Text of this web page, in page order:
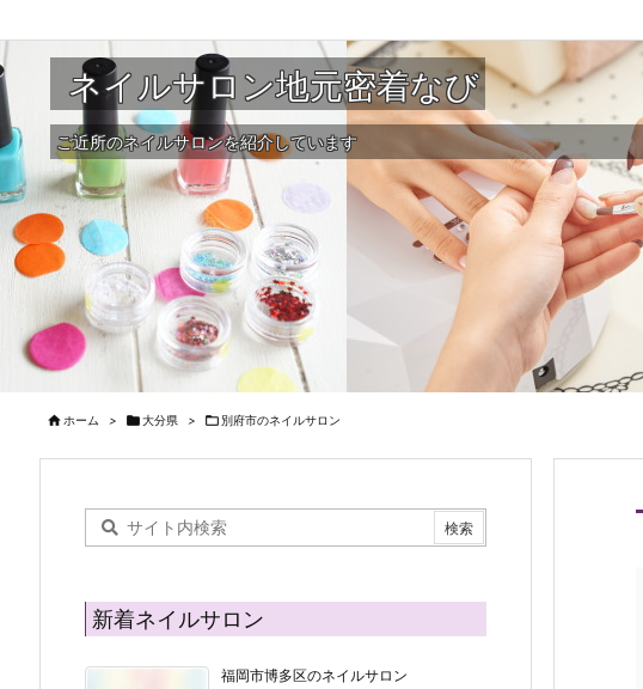
ネイルサロン地元密着なび
ご近所のネイルサロンを紹介しています
 ホーム > 大分県 >  別府市のネイルサロン
新着ネイルサロン
福岡市博多区のネイルサロン